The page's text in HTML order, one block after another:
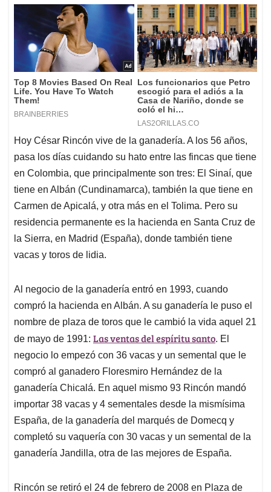
Hoy César Rincón vive de la ganadería. A los 56 años,
pasa los días cuidando su hato entre las fincas que tiene
en Colombia, que principalmente son tres: El Sinaí, que
tiene en Albán (Cundinamarca), también la que tiene en
Carmen de Apicalá, y otra más en el Tolima. Pero su
residencia permanente es la hacienda en Santa Cruz de
la Sierra, en Madrid (España), donde también tiene
vacas y toros de lidia.
Al negocio de la ganadería entró en 1993, cuando
compró la hacienda en Albán. A su ganadería le puso el
nombre de plaza de toros que le cambió la vida aquel 21
de mayo de 1991: Las ventas del espíritu santo. El
negocio lo empezó con 36 vacas y un semental que le
compró al ganadero Floresmiro Hernández de la
ganadería Chicalá. En aquel mismo 93 Rincón mandó
importar 38 vacas y 4 sementales desde la mismísima
España, de la ganadería del marqués de Domecq y
completó su vaquería con 30 vacas y un semental de la
ganadería Jandilla, otra de las mejores de España.
Rincón se retiró el 24 de febrero de 2008 en Plaza de